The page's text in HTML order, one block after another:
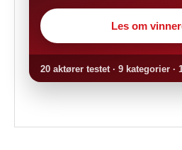
Les om
20 aktører testet · 9 kategorier ·